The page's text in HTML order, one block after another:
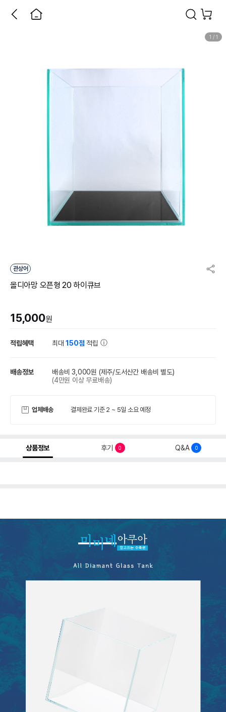
1 / 1
관상어
올디아망 오픈형 20 하이큐브
15,000원
적립혜택 최대150점 적립
배송정보 배송비 3,000원 (제주/도서산간 배송비 별도)
(4만원 이상 무료배송)
업체배송 결제완료 기준 2 ~ 5일 소요 예정
상품정보 후기 0 Q&A 0